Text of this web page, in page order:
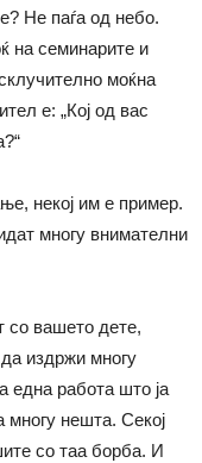
Не паѓа од небо.
на семинарите и
моќна
е: „Кој од вас
некој им е пример.
многу внимателни
со вашето дете,
издржи многу
една работа што ја
многу нешта. Секој
со таа борба. И